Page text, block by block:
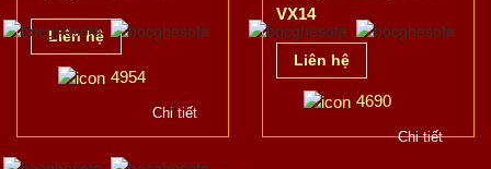
Liên hệ
4954
Chi tiết
VX14
Liên hệ
4690
Chi tiết